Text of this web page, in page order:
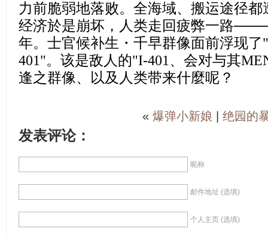
力前脆弱地落败。全海域、搬运途径
经济於是崩坏， 人类走回疲弊一路
年。士官候补生・千早群像面前浮现
401"。该是敌人的"I-401、会对与其
逢之群像、以及人类带来什麼呢？
« 爆弹小新娘 绝园的
发表评论：
昵称
邮件地址 (选填)
个人主页 (选填)